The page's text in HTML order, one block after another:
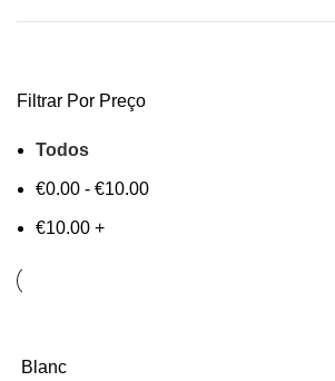
Filtrar Por Preço
Todos
€0.00 - €10.00
€10.00 +
Blanc